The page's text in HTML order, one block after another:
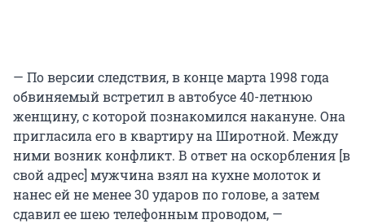
— По версии следствия, в конце марта 1998 года
обвиняемый встретил в автобусе 40-летнюю
женщину, с которой познакомился накануне. Она
пригласила его в квартиру на Широтной. Между
ними возник конфликт. В ответ на оскорбления [в
свой адрес] мужчина взял на кухне молоток и
нанес ей не менее 30 ударов по голове, а затем
сдавил ее шею телефонным проводом, —